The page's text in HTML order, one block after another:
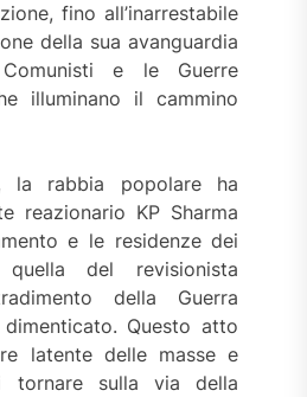
fino all’inarrestabile
della sua avanguardia
e le Guerre
illuminano il cammino
la rabbia popolare ha
reazionario KP Sharma
e le residenze dei
del revisionista
della Guerra
Questo atto
latente delle masse e
tornare sulla via della